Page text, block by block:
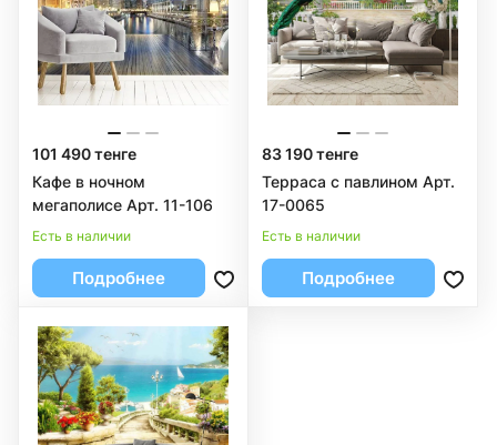
101 490 тенге
Кафе в ночном
мегаполисе Арт. 11-106
Есть в наличии
Подробнее
83 190 тенге
Терраса с павлином Арт.
17-0065
Есть в наличии
Подробнее